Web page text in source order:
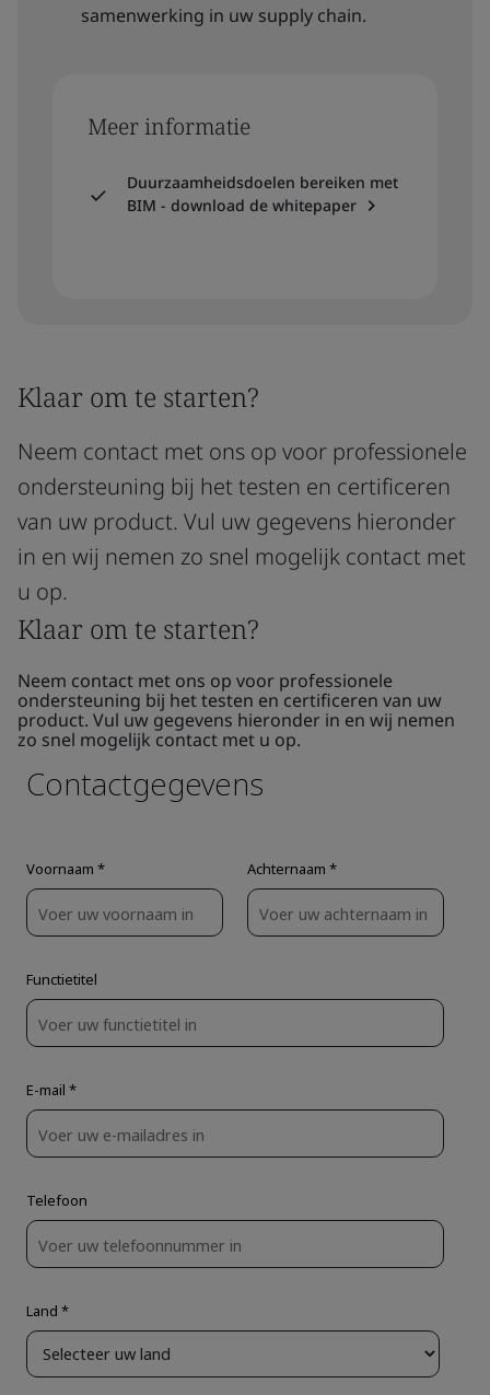
samenwerking in uw supply chain.
Meer informatie
Duurzaamheidsdoelen bereiken met
BIM - download de whitepaper
Klaar om te starten?
Neem contact met ons op voor professionele
ondersteuning bij het testen en certificeren
van uw product. Vul uw gegevens hieronder
in en wij nemen zo snel mogelijk contact met
u op.
Klaar om te starten?
Neem contact met ons op voor professionele
ondersteuning bij het testen en certificeren van uw
product. Vul uw gegevens hieronder in en wij nemen
zo snel mogelijk contact met u op.